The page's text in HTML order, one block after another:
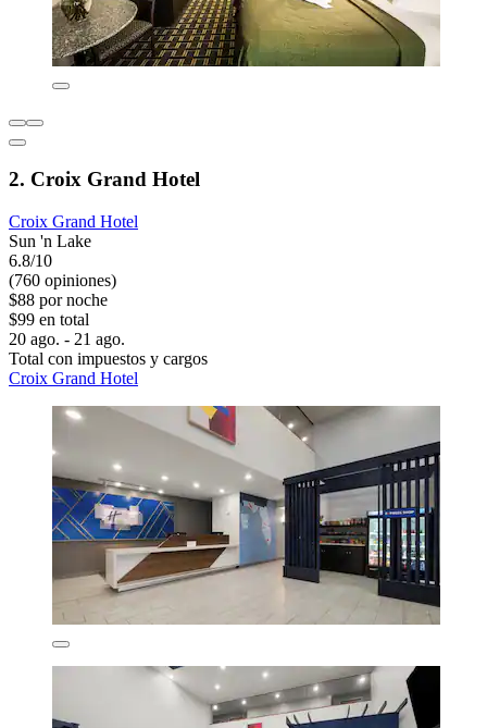
2. Croix Grand Hotel
Croix Grand Hotel
Sun 'n Lake
6.8/10
(760 opiniones)
$88 por noche
$99 en total
20 ago. - 21 ago.
Total con impuestos y cargos
Croix Grand Hotel